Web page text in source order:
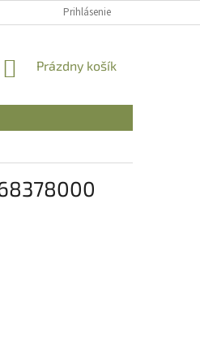
Prihlásenie
NÁKUPNÝ
Prázdny košík